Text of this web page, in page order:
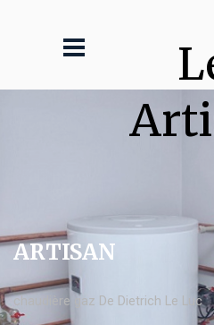
ARTISAN
chaudière gaz De Dietrich Le Luc